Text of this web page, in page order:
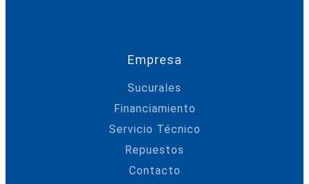
Empresa
Sucurales
Financiamiento
Servicio Técnico
Repuestos
Contacto